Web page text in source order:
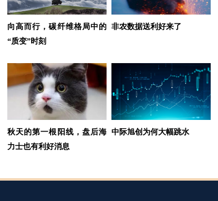
向高而行，碳纤维格局中的
“质变”时刻
非农数据送利好来了
秋天的第一根阳线，盘后海
力士也有利好消息
中际旭创为何大幅跳水